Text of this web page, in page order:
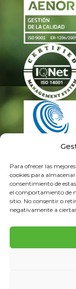
Para ofrecer las
cookies para
consentimiento de
el comportamiento de
sitio. No consentir o
negativamente a
©Éxxita -